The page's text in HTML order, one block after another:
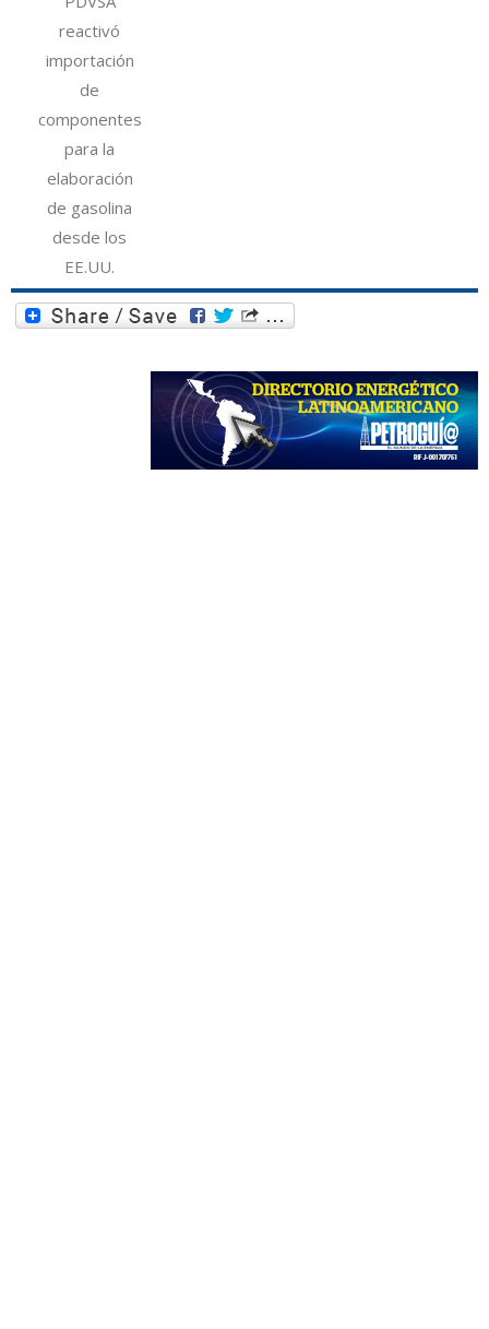
reactivó
importación
de
componentes
para la
elaboración
de gasolina
desde los
EE.UU.